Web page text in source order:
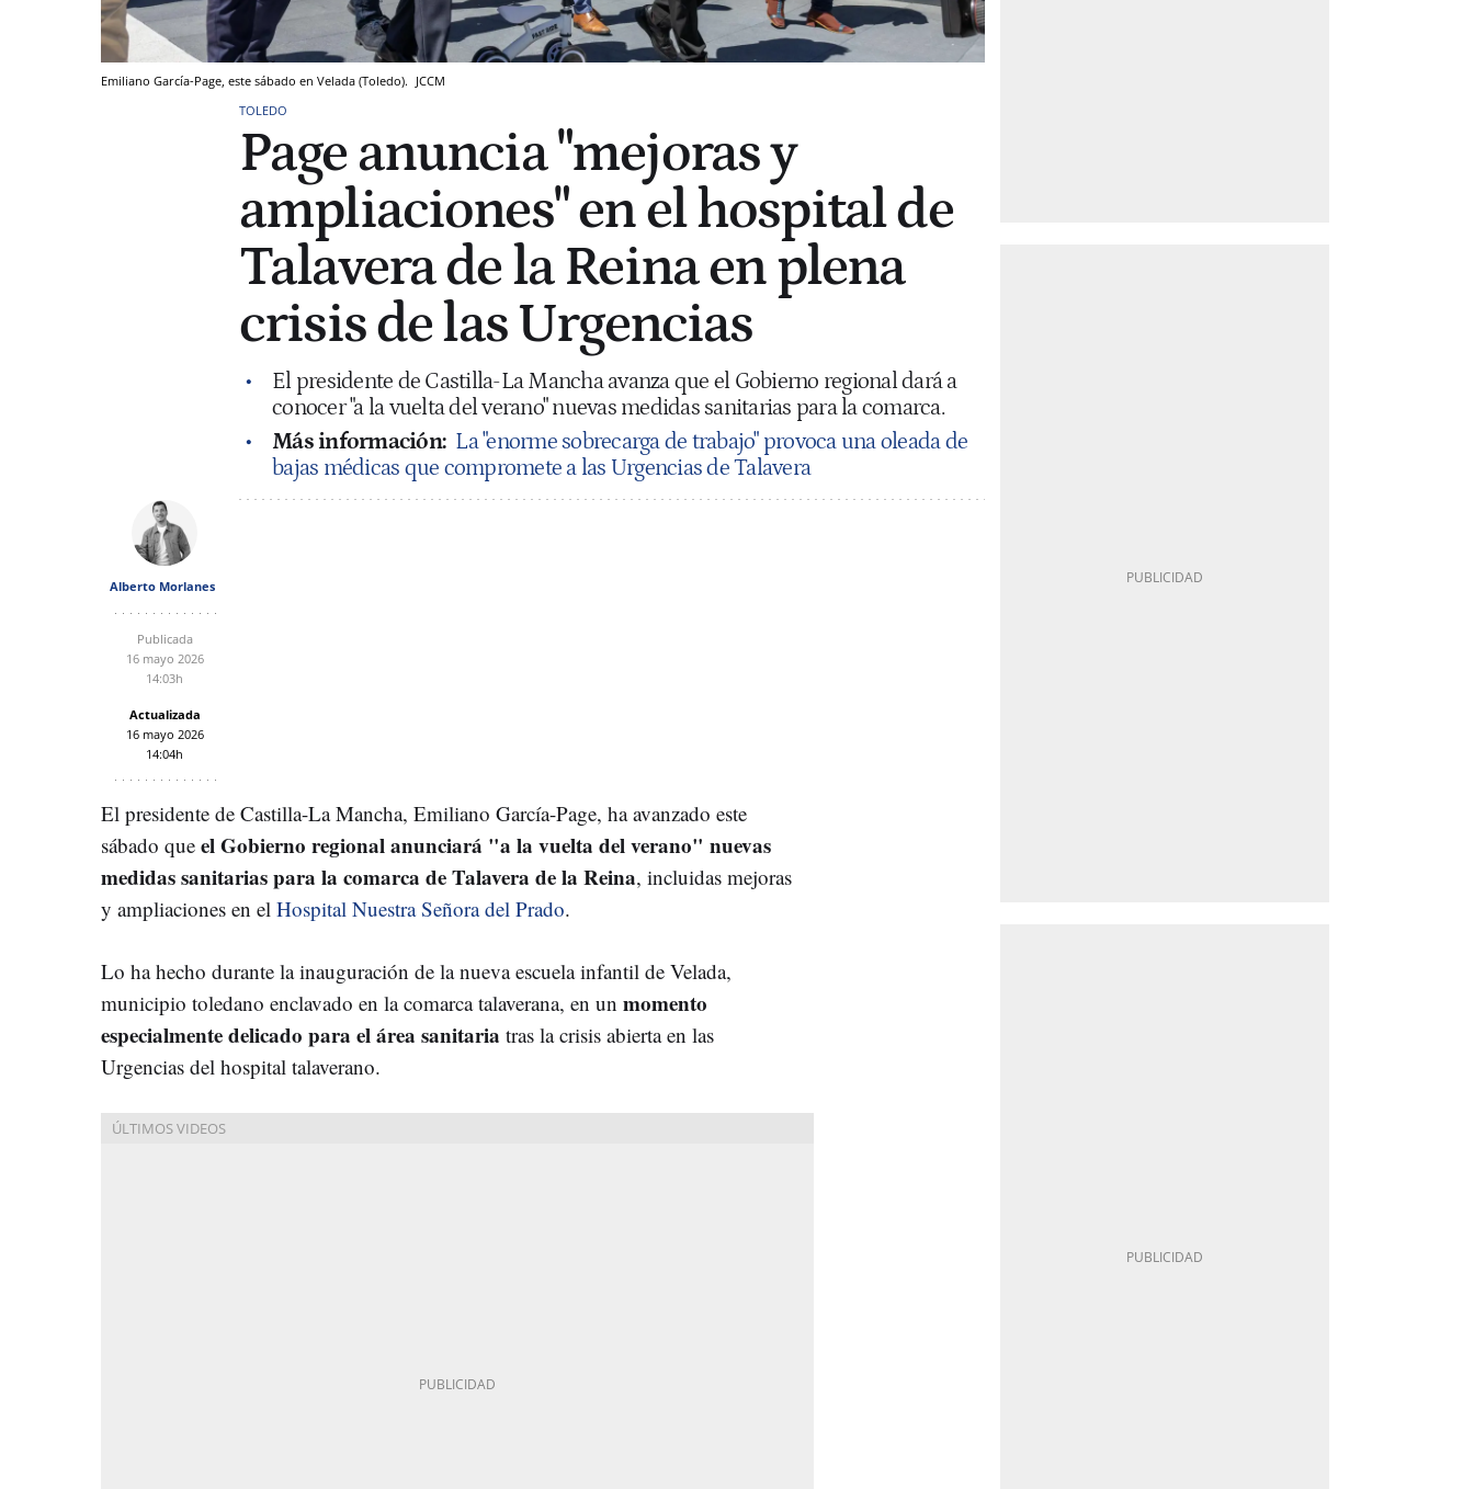
Emiliano García-Page, este sábado en Velada (Toledo). JCCM
TOLEDO
Page anuncia "mejoras y
ampliaciones" en el hospital de
Talavera de la Reina en plena
crisis de las Urgencias
El presidente de Castilla-La Mancha avanza que el Gobierno regional dará a
conocer "a la vuelta del verano" nuevas medidas sanitarias para la comarca.
Más información: La "enorme sobrecarga de trabajo" provoca una oleada de
bajas médicas que compromete a las Urgencias de Talavera
Alberto Morlanes
Publicada
16 mayo 2026
14:03h
Actualizada
16 mayo 2026
14:04h
El presidente de Castilla-La Mancha, Emiliano García-Page, ha avanzado este
sábado que el Gobierno regional anunciará "a la vuelta del verano" nuevas
medidas sanitarias para la comarca de Talavera de la Reina, incluidas mejoras
y ampliaciones en el Hospital Nuestra Señora del Prado.
Lo ha hecho durante la inauguración de la nueva escuela infantil de Velada,
municipio toledano enclavado en la comarca talaverana, en un momento
especialmente delicado para el área sanitaria tras la crisis abierta en las
Urgencias del hospital talaverano.